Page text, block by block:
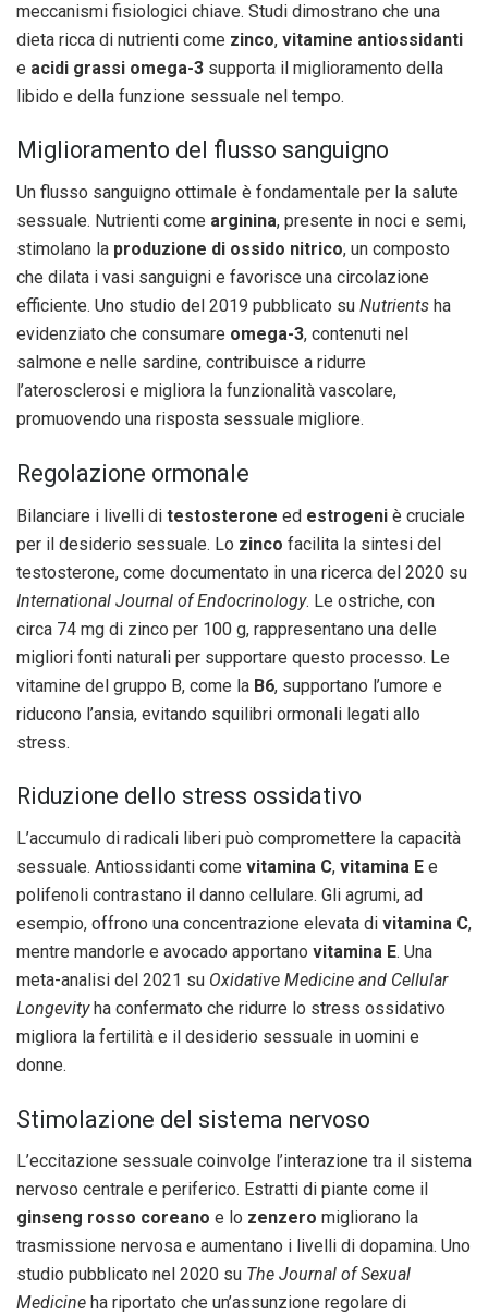
meccanismi fisiologici chiave. Studi dimostrano che una
dieta ricca di nutrienti come zinco, vitamine antiossidanti
e acidi grassi omega-3 supporta il miglioramento della
libido e della funzione sessuale nel tempo.
Miglioramento del flusso sanguigno
Un flusso sanguigno ottimale è fondamentale per la salute
sessuale. Nutrienti come arginina, presente in noci e semi,
stimolano la produzione di ossido nitrico, un composto
che dilata i vasi sanguigni e favorisce una circolazione
efficiente. Uno studio del 2019 pubblicato su Nutrients ha
evidenziato che consumare omega-3, contenuti nel
salmone e nelle sardine, contribuisce a ridurre
l’aterosclerosi e migliora la funzionalità vascolare,
promuovendo una risposta sessuale migliore.
Regolazione ormonale
Bilanciare i livelli di testosterone ed estrogeni è cruciale
per il desiderio sessuale. Lo zinco facilita la sintesi del
testosterone, come documentato in una ricerca del 2020 su
International Journal of Endocrinology. Le ostriche, con
circa 74 mg di zinco per 100 g, rappresentano una delle
migliori fonti naturali per supportare questo processo. Le
vitamine del gruppo B, come la B6, supportano l’umore e
riducono l’ansia, evitando squilibri ormonali legati allo
stress.
Riduzione dello stress ossidativo
L’accumulo di radicali liberi può compromettere la capacità
sessuale. Antiossidanti come vitamina C, vitamina E e
polifenoli contrastano il danno cellulare. Gli agrumi, ad
esempio, offrono una concentrazione elevata di vitamina C,
mentre mandorle e avocado apportano vitamina E. Una
meta-analisi del 2021 su Oxidative Medicine and Cellular
Longevityha confermato che ridurre lo stress ossidativo
migliora la fertilità e il desiderio sessuale in uomini e
donne.
Stimolazione del sistema nervoso
L’eccitazione sessuale coinvolge l’interazione tra il sistema
nervoso centrale e periferico. Estratti di piante come il
ginseng rosso coreano e lo zenzero migliorano la
trasmissione nervosa e aumentano i livelli di dopamina. Uno
studio pubblicato nel 2020 su The Journal of Sexual
Medicine ha riportato che un’assunzione regolare di